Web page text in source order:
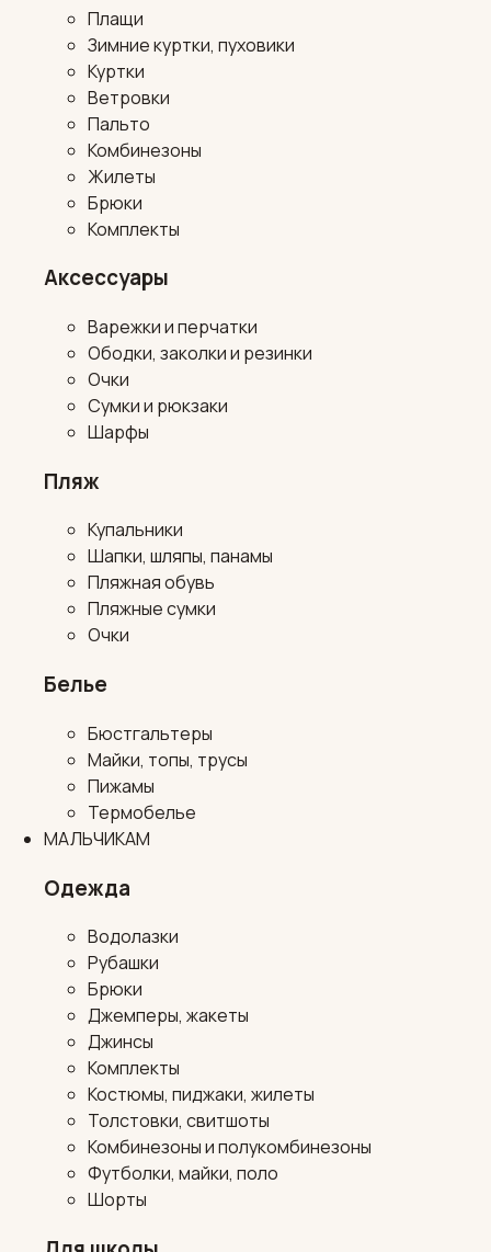
Плащи
Зимние куртки, пуховики
Куртки
Ветровки
Пальто
Комбинезоны
Жилеты
Брюки
Комплекты
Аксессуары
Варежки и перчатки
Ободки, заколки и резинки
Очки
Сумки и рюкзаки
Шарфы
Пляж
Купальники
Шапки, шляпы, панамы
Пляжная обувь
Пляжные сумки
Очки
Белье
Бюстгальтеры
Майки, топы, трусы
Пижамы
Термобелье
МАЛЬЧИКАМ
Одежда
Водолазки
Рубашки
Брюки
Джемперы, жакеты
Джинсы
Комплекты
Костюмы, пиджаки, жилеты
Толстовки, свитшоты
Комбинезоны и полукомбинезоны
Футболки, майки, поло
Шорты